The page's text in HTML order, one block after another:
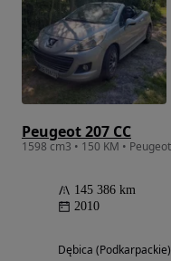
Peugeot 207 CC
145 386 km
2010
Dębica (Podkarpackie)